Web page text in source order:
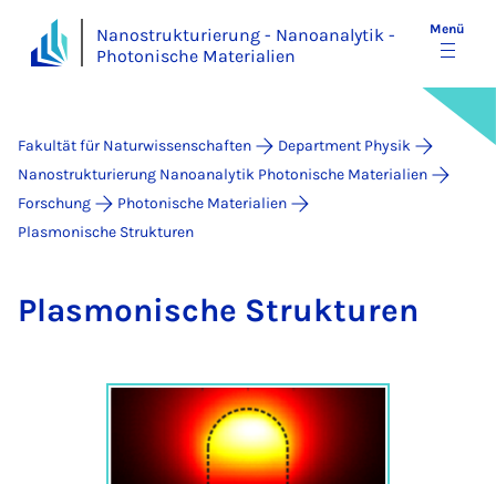
Nanostrukturierung - Nanoanalytik -
Photonische Materialien
Menü
Fakultät für Naturwissenschaften
Department Physik
Nanostrukturierung Nanoanalytik Photonische Materialien
Forschung
Photonische Materialien
Plasmonische Strukturen
Plas­mo­ni­sche Struk­tu­ren